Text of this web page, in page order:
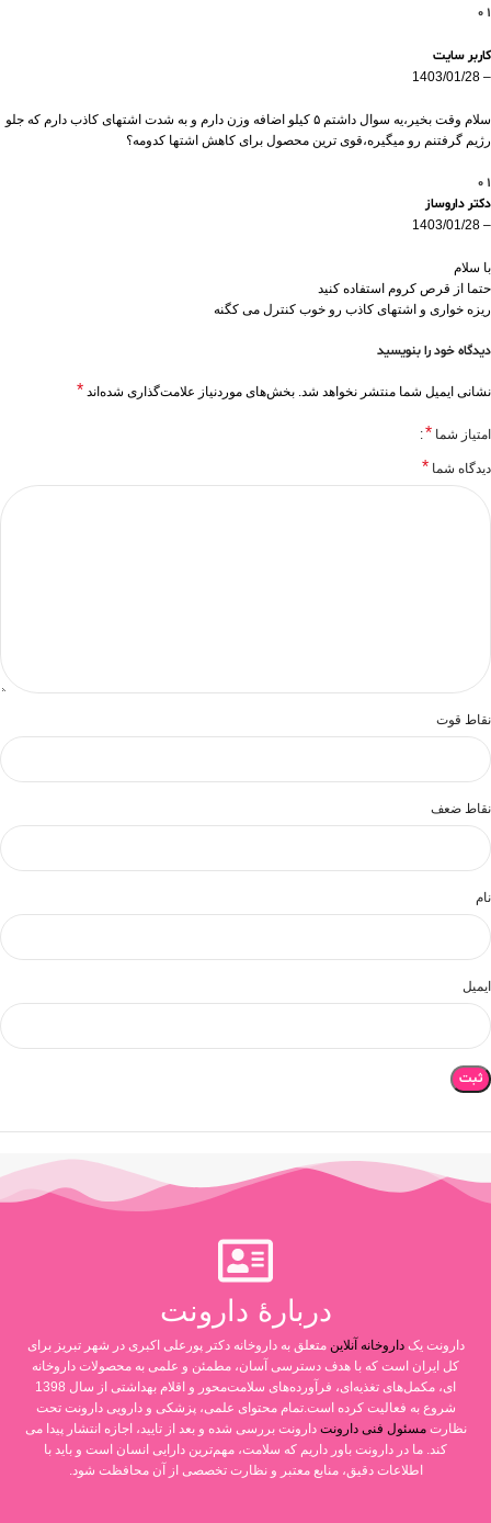
1
0
کاربر سایت
–
1403/01/28
سلام وقت بخیر،یه سوال داشتم ۵ کیلو اضافه وزن دارم و به شدت اشتهای کاذب دارم که جلو
رژیم گرفتنم رو میگیره،قوی ترین محصول برای کاهش اشتها کدومه؟
1
0
دکتر داروساز
–
1403/01/28
با سلام
حتما از قرص کروم استفاده کنید
ریزه خواری و اشتهای کاذب رو خوب کنترل می کگنه
دیدگاه خود را بنویسید
نشانی ایمیل شما منتشر نخواهد شد. بخش‌های موردنیاز علامت‌گذاری شده‌اند *
امتیاز شما *
دیدگاه شما *
نقاط قوت
نقاط ضعف
نام
ایمیل
دربارۀ دارونت
دارونت یکداروخانه آنلاین متعلق به داروخانه دکتر پورعلی اکبری در شهر تبریز برای
کل ایران است که با هدف دسترسی آسان، مطمئن و علمی به محصولات داروخانه
ای، مکمل‌های تغذیه‌ای، فرآورده‌های سلامت‌محور و اقلام بهداشتی از سال 1398
شروع به فعالیت کرده است.تمام محتوای علمی، پزشکی و دارویی دارونت تحت
نظارتمسئول فنی دارونت دارونت بررسی شده و بعد از تایید، اجازه انتشار پیدا می
کند. ما در دارونت باور داریم که سلامت، مهم‌ترین دارایی انسان است و باید با
اطلاعات دقیق، منابع معتبر و نظارت تخصصی از آن محافظت شود.